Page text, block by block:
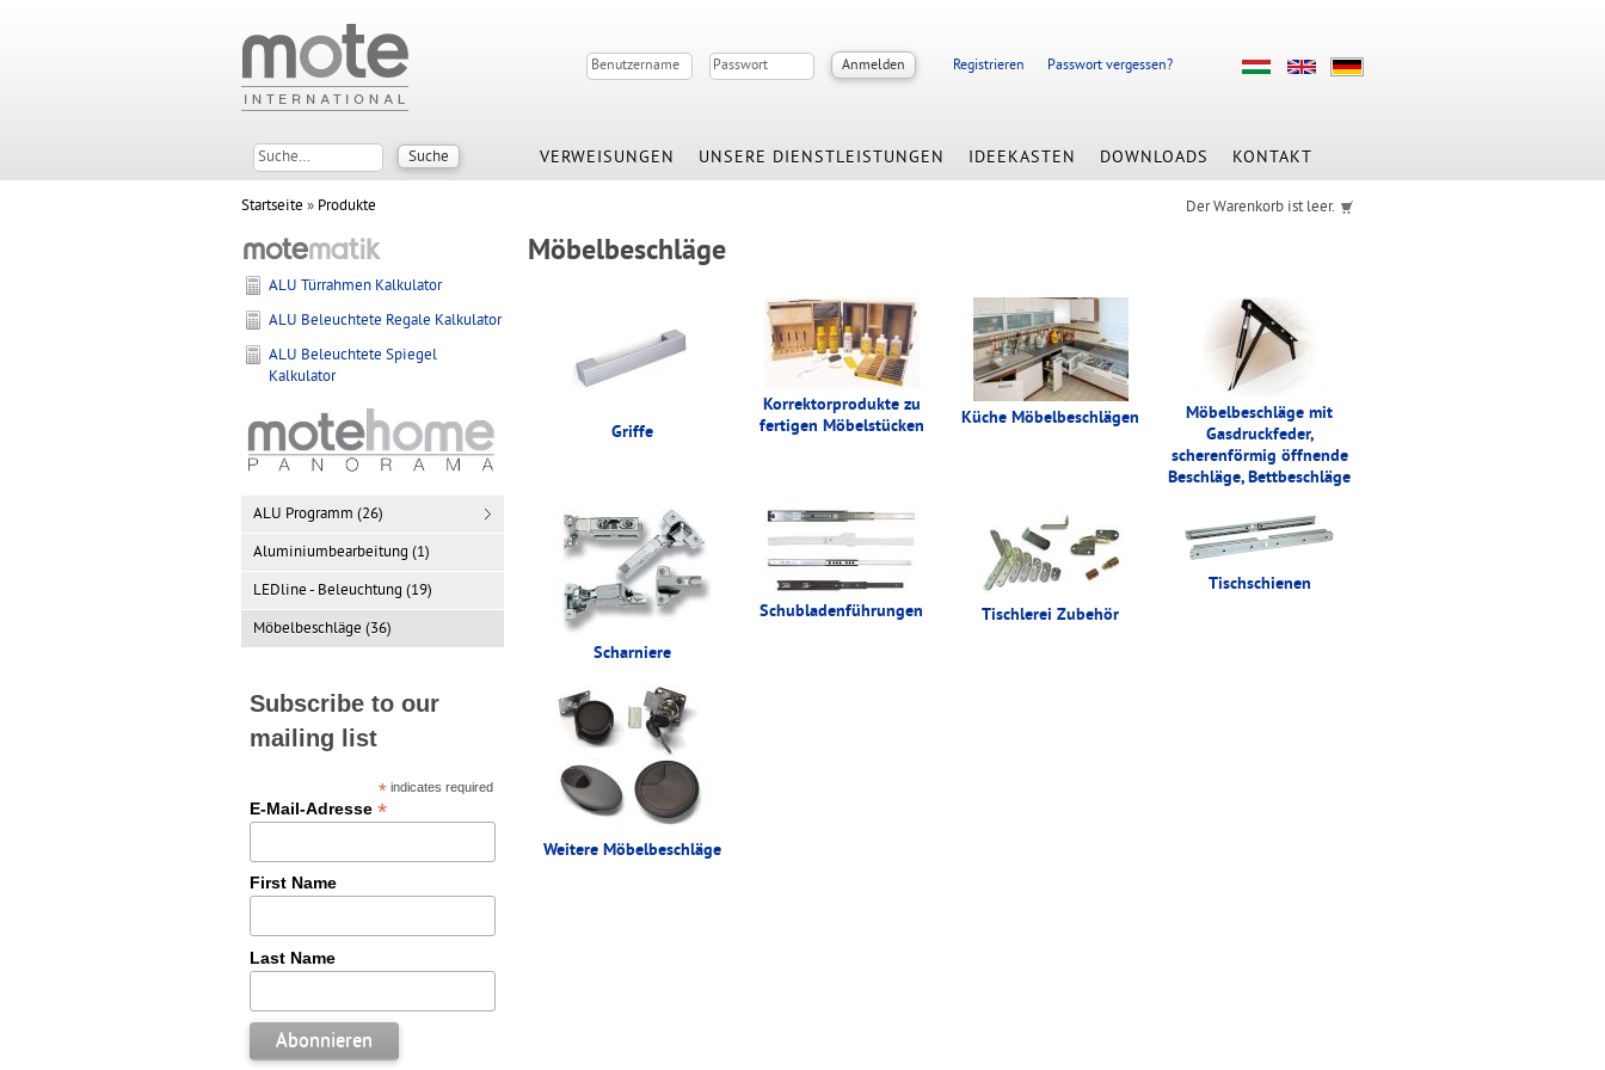
Registrieren Passwort vergessen?
VERWEISUNGEN UNSERE DIENSTLEISTUNGEN IDEEKASTEN DOWNLOADS KONTAKT
Startseite » Produkte Der Warenkorb ist leer.
Möbelbeschläge
Griffe
Korrektorprodukte zu
fertigen Möbelstücken
Küche Möbelbeschlägen
Möbelbeschläge mit
Gasdruckfeder,
scherenförmig öffnende
Beschläge, Bettbeschläge
Scharniere
Schubladenführungen Tischlerei Zubehör
Tischschienen
Weitere Möbelbeschläge
ALU Türrahmen Kalkulator
ALU Beleuchtete Regale Kalkulator
ALU Beleuchtete Spiegel
Kalkulator
ALU Programm (26)
Aluminiumbearbeitung (1)
LEDline - Beleuchtung (19)
Möbelbeschläge (36)
Subscribe to our
mailing list
* indicates required
E-Mail-Adresse *
First Name
Last Name